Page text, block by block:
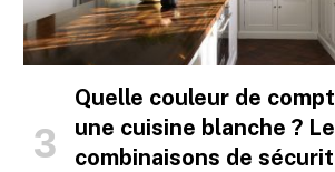
Quelle couleur de
une cuisine blanche ?
combinaisons de